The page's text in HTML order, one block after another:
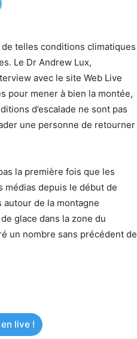
telles conditions climatiques
Le Dr Andrew Lux,
avec le site Web Live
pour mener à bien la montée,
d’escalade ne sont pas
une personne de retourner
la première fois que les
médias depuis le début de
autour de la montagne
glace dans la zone du
un nombre sans précédent de
live !